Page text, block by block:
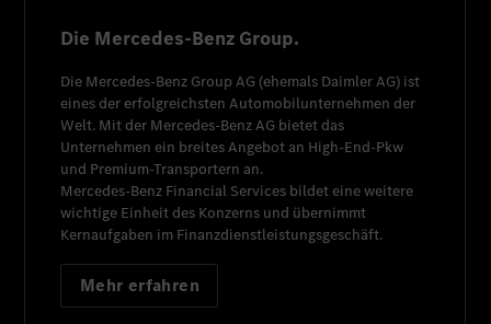
Die Mercedes-Benz Group.
Die Mercedes-Benz Group AG (ehemals Daimler AG) ist
eines der erfolgreichsten Automobilunternehmen der
Welt. Mit der Mercedes-Benz AG bietet das
Unternehmen ein breites Angebot an High-End-Pkw
und Premium-Transportern an.
Mercedes-Benz Financial Services bildet eine weitere
wichtige Einheit des Konzerns und übernimmt
Kernaufgaben im Finanzdienstleistungsgeschäft.
Mehr erfahren